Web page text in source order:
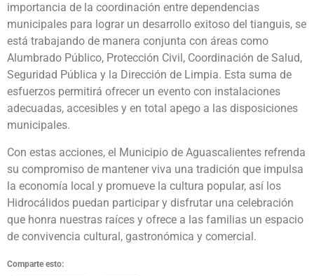
importancia de la coordinación entre dependencias
municipales para lograr un desarrollo exitoso del tianguis, se
está trabajando de manera conjunta con áreas como
Alumbrado Público, Protección Civil, Coordinación de Salud,
Seguridad Pública y la Dirección de Limpia. Esta suma de
esfuerzos permitirá ofrecer un evento con instalaciones
adecuadas, accesibles y en total apego a las disposiciones
municipales.
Con estas acciones, el Municipio de Aguascalientes refrenda
su compromiso de mantener viva una tradición que impulsa
la economía local y promueve la cultura popular, así los
Hidrocálidos puedan participar y disfrutar una celebración
que honra nuestras raíces y ofrece a las familias un espacio
de convivencia cultural, gastronómica y comercial.
Comparte esto: